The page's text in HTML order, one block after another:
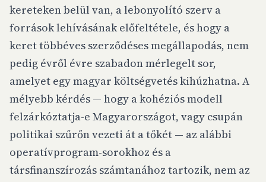
kereteken belül van, a lebonyolító szerv a
források lehívásának előfeltétele, és hogy a
keret többéves szerződéses megállapodás, nem
pedig évről évre szabadon mérlegelt sor,
amelyet egy magyar költségvetés kihúzhatna. A
mélyebb kérdés — hogy a kohéziós modell
felzárkóztatja-e Magyarországot, vagy csupán
politikai szűrőn vezeti át a tőkét — az alábbi
operatívprogram-sorokhoz és a
társfinanszírozás számtanához tartozik, nem az